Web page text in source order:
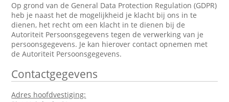
Op grond van de General Data Protection Regulation (GDPR)
heb je naast het de mogelijkheid je klacht bij ons in te
dienen, het recht om een klacht in te dienen bij de
Autoriteit Persoonsgegevens tegen de verwerking van je
persoonsgegevens. Je kan hierover contact opnemen met
de Autoriteit Persoonsgegevens.
Contactgegevens
Adres hoofdvestiging: